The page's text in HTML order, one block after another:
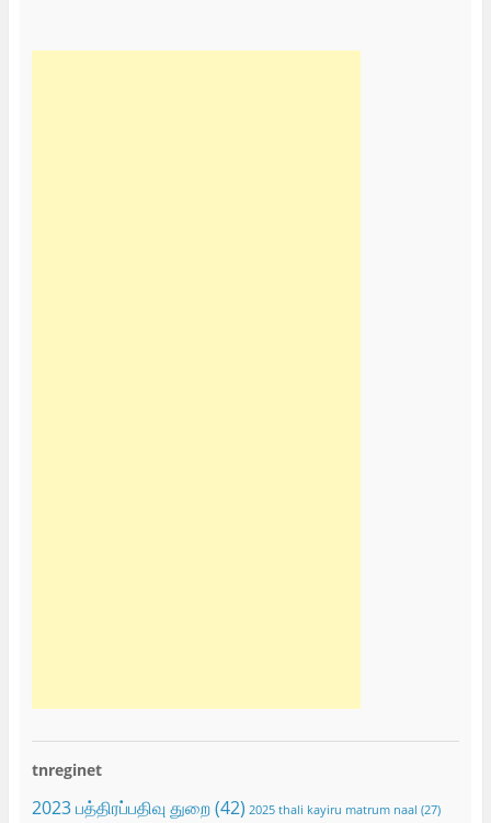
tnreginet
2023 பத்திரப்பதிவு துறை(42) 2025 thali kayiru matrum naal (27)